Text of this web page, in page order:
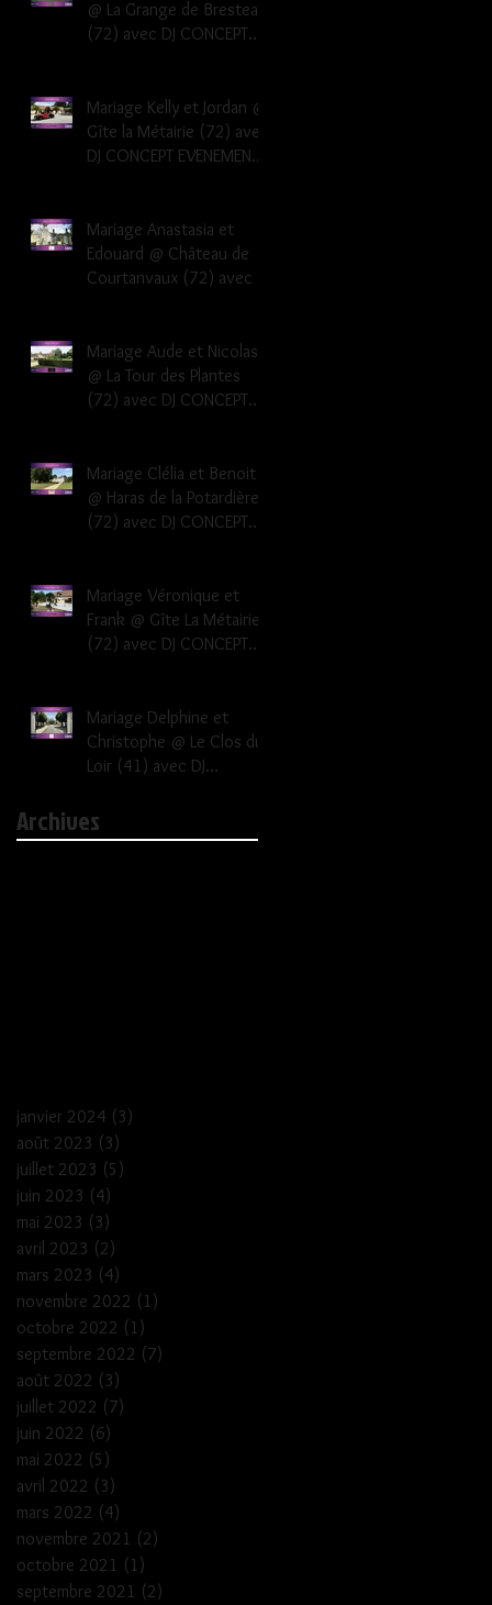
@ La Grange de Bresteau
(72) avec DJ CONCEPT
Mariage Kelly et Jordan @
Gîte la Métairie (72) avec
DJ CONCEPT EVENEMENTS
Mariage Anastasia et
Edouard @ Château de
Courtanvaux (72) avec DJ
Mariage Aude et Nicolas
@ La Tour des Plantes
(72) avec DJ CONCEPT
Mariage Clélia et Benoit
@ Haras de la Potardière
(72) avec DJ CONCEPT
Mariage Véronique et
Frank @ Gîte La Métairie
(72) avec DJ CONCEPT
Mariage Delphine et
Christophe @ Le Clos du
Loir (41) avec DJ
mariage 41
Archives
janvier 2024 (3)
août 2023 (3)
juillet 2023 (5)
juin 2023 (4)
mai 2023 (3)
avril 2023 (2)
mars 2023 (4)
novembre 2022 (1)
octobre 2022 (1)
septembre 2022 (7)
août 2022 (3)
juillet 2022 (7)
juin 2022 (6)
mai 2022 (5)
avril 2022 (3)
mars 2022 (4)
novembre 2021 (2)
octobre 2021 (1)
septembre 2021 (2)